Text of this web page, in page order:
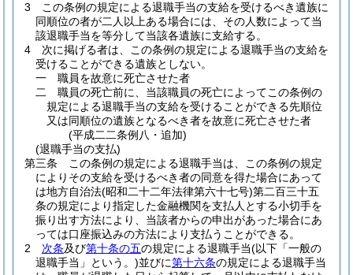
3
この条例の規定による退職手当の支給を受けるべき遺族に
同順位の者が二人以上ある場合には、その人数によって当
該退職手当を等分して当該各遺族に支給する。
4
次に掲げる者は、この条例の規定による退職手当の支給を
受けることができる遺族としない。
一
職員を故意に死亡させた者
二
職員の死亡前に、当該職員の死亡によってこの条例の
規定による退職手当の支給を受けることができる先順位
又は同順位の遺族となるべき者を故意に死亡させた者
(平成二二条例八・追加)
(退職手当の支払)
第三条
この条例の規定による退職手当は、この条例の規定
によりその支給を受けるべき者の同意を得た場合にあって
は地方自治法(昭和二十二年法律第六十七号)第二百三十五
条の規定により指定した金融機関を支払人とする小切手を
振り出す方法により、当該者からの申出があった場合にあ
っては口座振込みの方法により支払うことができる。
2
次条及び第十条の五の規定による退職手当(以下「一般の
退職手当」という。)並びに第十六条の規定による退職手当